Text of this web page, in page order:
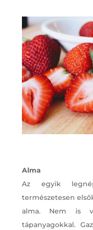
Alma
Az egyik
természetesen
alma. Nem is
tápanyagokkal.